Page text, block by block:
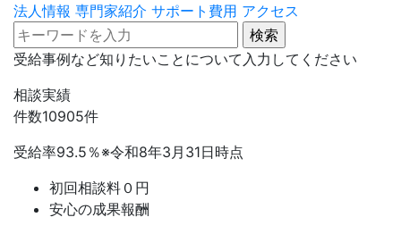
法人情報 専門家紹介 サポート費用 アクセス
受給事例など知りたいことについて入力してください
相談実績
件数10905件
受給率93.5 ％※令和8年3月31日時点
初回相談料０円
安心の成果報酬